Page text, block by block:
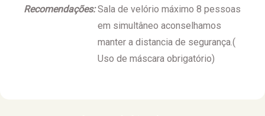
Recomendações: Sala de velório máximo 8 pessoas
em simultâneo aconselhamos
manter a distancia de segurança.(
Uso de máscara obrigatório)